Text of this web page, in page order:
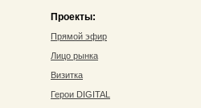
Проекты:
Прямой эфир
Лицо рынка
Визитка
Герои DIGITAL